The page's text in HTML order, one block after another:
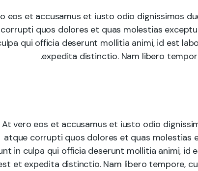
eos et accusamus et iusto odio dignissimos
corrupti quos dolores et quas molestias
qui officia deserunt mollitia animi, id est
expedita distinctio. Nam libero
At vero eos et accusamus et iusto odio
atque corrupti quos dolores et quas
in culpa qui officia deserunt mollitia animi, id
et expedita distinctio. Nam libero tempore,